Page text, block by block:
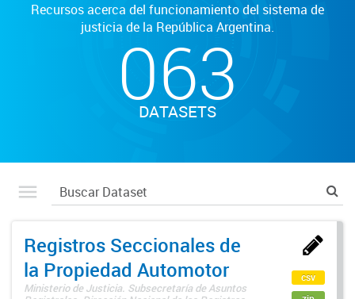
Recursos acerca del funcionamiento del sistema de
justicia de la República Argentina.
063
DATASETS
Registros Seccionales de
la Propiedad Automotor
Ministerio de Justicia. Subsecretaría de Asuntos
csv